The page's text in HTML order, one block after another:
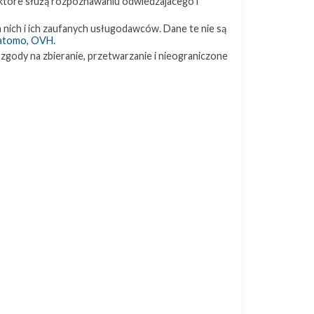
0
ZAPRZYJAŹNIONE STRONY
Kosmogadka
i ich zaufanych usługodawców. Dane te nie są
, OVH.
na zbieranie, przetwarzanie i nieograniczone